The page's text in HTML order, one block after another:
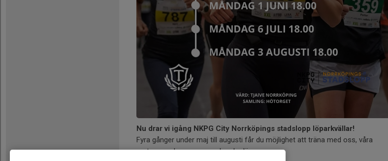
Nu drar vi igång NKPG City Norrköpings stadslopp löparkvällar!
Fyra gånger under maj till augusti får du möjlighet att träna med oss, våra
partners och massor med andra löpare.